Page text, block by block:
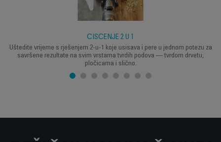
ČIŠĆENJE 2 U 1
Uštedite vrijeme s rješenjem 2-u-1 koje usisava i pere u jednom potezu za
savršene rezultate na svim vrstama tvrdih podova — tvrdom drvetu,
pločicama i slično.